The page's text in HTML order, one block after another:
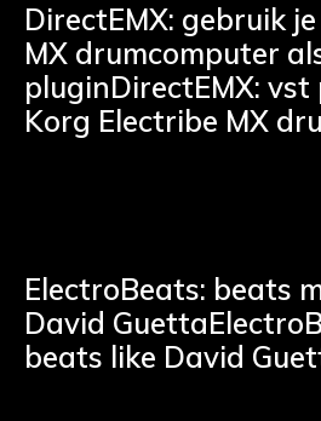
DirectEMX: gebruik
MX drumcomputer
pluginDirectEMX:
Korg Electribe MX
ElectroBeats: beats
David
beats like David